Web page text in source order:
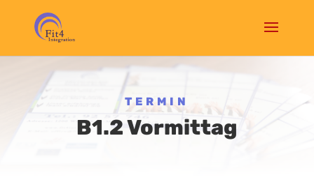
TERMIN
B1.2 Vormittag